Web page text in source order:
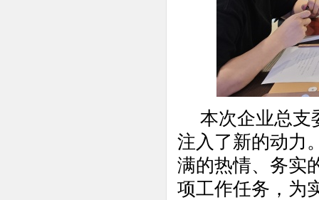
本次企业总支
注入了新的动力
满的热情、务实
项工作任务，为